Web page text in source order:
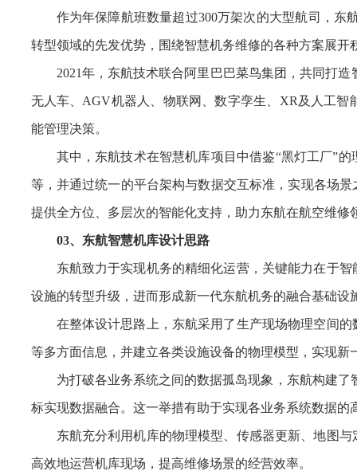
作为年保障航班数量超过300万架次的大型航司，
转型领域的先发优势，围绕智慧机务维修的各种方案展
2021年，东航技术联合阿里巴巴菜鸟集团，共同打
无人车、AGV机器人、物联网、数字孪生、XR及人工
能管理决策。
其中，东航技术在智慧机库项目中借鉴“黑灯工厂”
等，并通过统一的平台架构与数据交互标准，实现各场
提供全方位、多层次的智能化支持，助力东航在航空维
03、东航智慧机库设计思路
东航致力于实现机务的精细化运营，关键能力在于
设施的转型升级，进而形成新一代东航机务的融合基础设
在整体设计思路上，东航采用了生产现场物理空间
等多方面信息，并建立各类设施设备的物理模型，实现
为打破各业务系统之间的数据孤岛现象，东航构建
标实现数据融合。这一举措有助于实现各业务系统数据的
东航充分利用机库的物理模型、传感器更新、地图
高效地运营机库现场，提高维修场景的经营效率。